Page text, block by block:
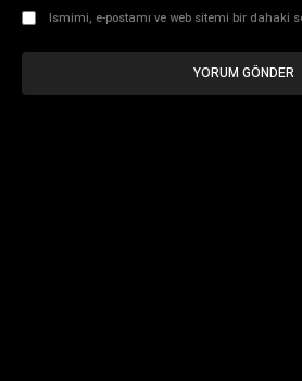
Ismimi, e-postamı ve web sitemi bir dahaki